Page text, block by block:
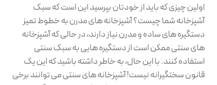
اولین چیزی که باید از خودتان بپرسید این است که سبک
آشپزخانه شما چیست؟ آشپزخانه های مدرن به خطوط تمیز
دستگیره های ساده و مدرن نیاز دارند، در حالی که آشپزخانه
های سنتی ممکن است از دستگیره هایی به سبک سنتی
استفاده کنند. با این حال، به خاطر داشته باشید که این یک
قانون سختگیرانه نیست! آشپزخانه های سنتی می توانند برخی